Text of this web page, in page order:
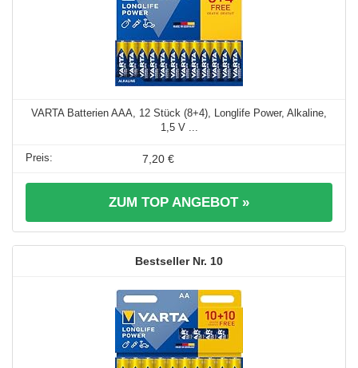
VARTA Batterien AAA, 12 Stück (8+4), Longlife Power, Alkaline,
1,5 V ...
7,20 €
ZUM TOP ANGEBOT »
10